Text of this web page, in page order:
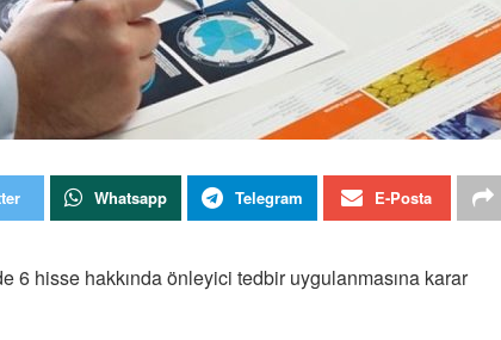
Whatsapp Telegram E-Posta
6 hisse hakkında önleyici tedbir uygulanmasına karar